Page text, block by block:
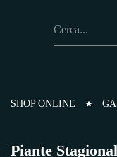
SHOP ONLINE
Piante